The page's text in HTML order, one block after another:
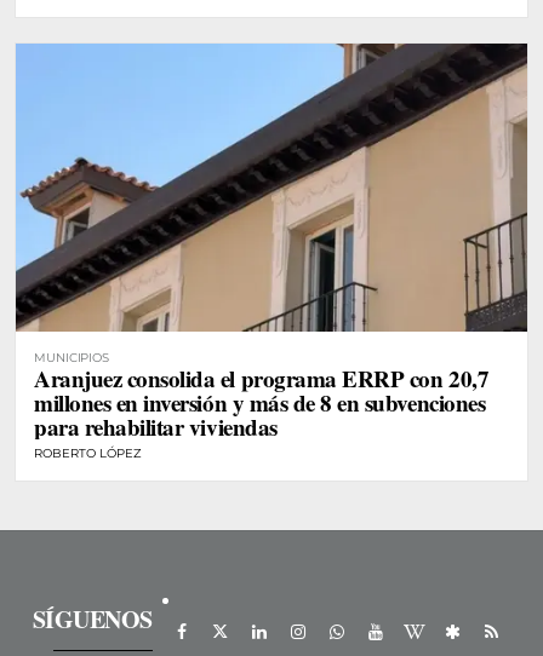
MUNICIPIOS
Aranjuez consolida el programa ERRP con 20,7
millones en inversión y más de 8 en subvenciones
para rehabilitar viviendas
ROBERTO LÓPEZ
SÍGUENOS